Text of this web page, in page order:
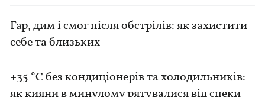
Гар, дим і смог після обстрілів: як захистити
себе та близьких
+35 °C без кондиціонерів та холодильників: